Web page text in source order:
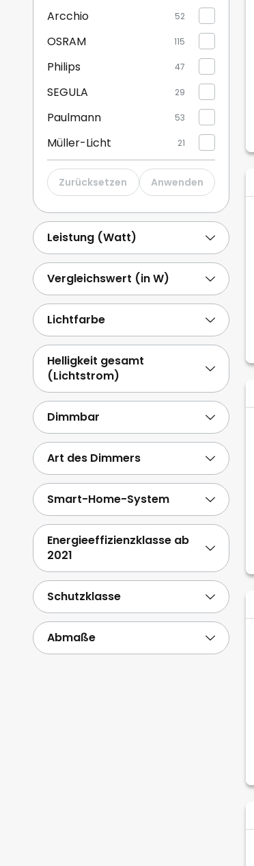
OSRAM,
Arcchio 52
OSRAM 115
Philips 47
SEGULA 29
Paulmann 53
Müller-Licht 21
STAR TRADING 18
LUUMR 15
Lindby 12
SELETTI
Weitere anzeigen
Zurücksetzen Anwenden
Leistung (Watt)
Vergleichswert (in W)
Lichtfarbe
Helligkeit gesamt
(Lichtstrom)
Dimmbar
Art des Dimmers
Smart-Home-System
Energieeffizienzklasse ab
2021
Schutzklasse
Abmaße